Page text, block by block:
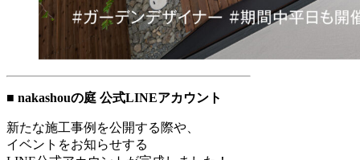
■ nakashouの庭 公式LINEアカウント
新たな施工事例を公開する際や、
イベントをお知らせする